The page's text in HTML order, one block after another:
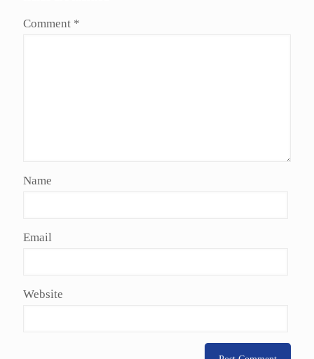
Comment *
Name
Email
Website